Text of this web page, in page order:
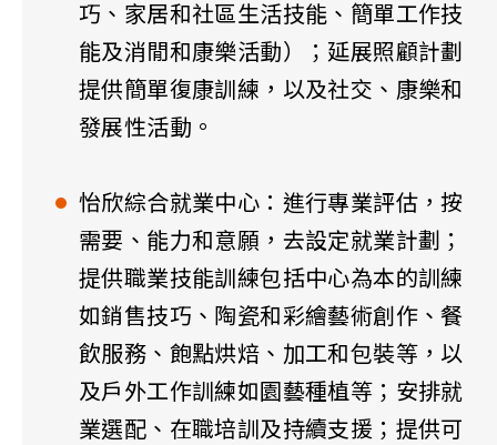
巧、家居和社區生活技能、簡單工作技
能及消閒和康樂活動）；延展照顧計劃
提供簡單復康訓練，以及社交、康樂和
發展性活動。
怡欣綜合就業中心：進行專業評估，按
需要、能力和意願，去設定就業計劃；
提供職業技能訓練包括中心為本的訓練
如銷售技巧、陶瓷和彩繪藝術創作、餐
飲服務、飽點烘焙、加工和包裝等，以
及戶外工作訓練如園藝種植等；安排就
業選配、在職培訓及持續支援；提供可